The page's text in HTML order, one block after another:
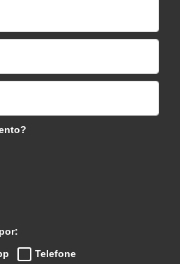
Telefone